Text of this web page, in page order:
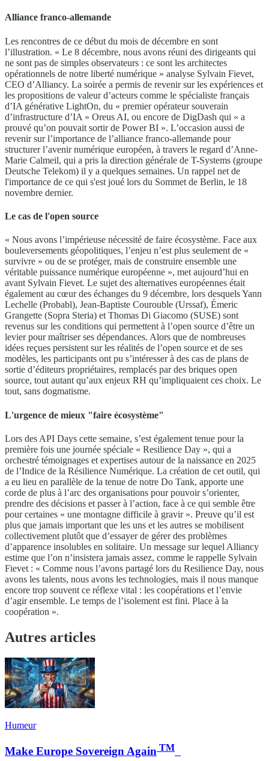
Alliance franco-allemande
Les rencontres de ce début du mois de décembre en sont
l’illustration. « Le 8 décembre, nous avons réuni des dirigeants qui
ne sont pas de simples observateurs : ce sont les architectes
opérationnels de notre liberté numérique » analyse Sylvain Fievet,
CEO d’Alliancy. La soirée a permis de revenir sur les expériences et
les propositions de valeur d’acteurs comme le spécialiste français
d’IA générative LightOn, du « premier opérateur souverain
d’infrastructure d’IA » Oreus AI, ou encore de DigDash qui « a
prouvé qu’on pouvait sortir de Power BI ». L’occasion aussi de
revenir sur l’importance de l’alliance franco-allemande pour
structurer l’avenir numérique européen, à travers le regard d’Anne-
Marie Calmeil, qui a pris la direction générale de T-Systems (groupe
Deutsche Telekom) il y a quelques semaines. Un rappel net de
l'importance de ce qui s'est joué lors du Sommet de Berlin, le 18
novembre dernier.
Le cas de l'open source
« Nous avons l’impérieuse nécessité de faire écosystème. Face aux
bouleversements géopolitiques, l’enjeu n’est plus seulement de «
survivre » ou de se protéger, mais de construire ensemble une
véritable puissance numérique européenne », met aujourd’hui en
avant Sylvain Fievet. Le sujet des alternatives européennes était
également au cœur des échanges du 9 décembre, lors desquels Yann
Lechelle (Probabl), Jean-Baptiste Courouble (Urssaf), Émeric
Grangette (Sopra Steria) et Thomas Di Giacomo (SUSE) sont
revenus sur les conditions qui permettent à l’open source d’être un
levier pour maîtriser ses dépendances. Alors que de nombreuses
idées reçues persistent sur les réalités de l’open source et de ses
modèles, les participants ont pu s’intéresser à des cas de plans de
sortie d’éditeurs propriétaires, remplacés par des briques open
source, tout autant qu’aux enjeux RH qu’impliquaient ces choix. Le
tout, sans dogmatisme.
L'urgence de mieux "faire écosystème"
Lors des API Days cette semaine, s’est également tenue pour la
première fois une journée spéciale « Resilience Day », qui a
orchestré témoignages et expertises autour de la naissance en 2025
de l’Indice de la Résilience Numérique. La création de cet outil, qui
a eu lieu en parallèle de la tenue de notre Do Tank, apporte une
corde de plus à l’arc des organisations pour pouvoir s’orienter,
prendre des décisions et passer à l’action, face à ce qui semble être
pour certaines « une montagne difficile à gravir ». Preuve qu’il est
plus que jamais important que les uns et les autres se mobilisent
collectivement plutôt que d’essayer de gérer des problèmes
d’apparence insolubles en solitaire. Un message sur lequel Alliancy
estime que l’on n’insistera jamais assez, comme le rappelle Sylvain
Fievet : « Comme nous l’avons partagé lors du Resilience Day, nous
avons les talents, nous avons les technologies, mais il nous manque
encore trop souvent ce réflexe vital : les coopérations et l’envie
d’agir ensemble. Le temps de l’isolement est fini. Place à la
coopération ».
Autres articles
Humeur
Make Europe Sovereign Again TM